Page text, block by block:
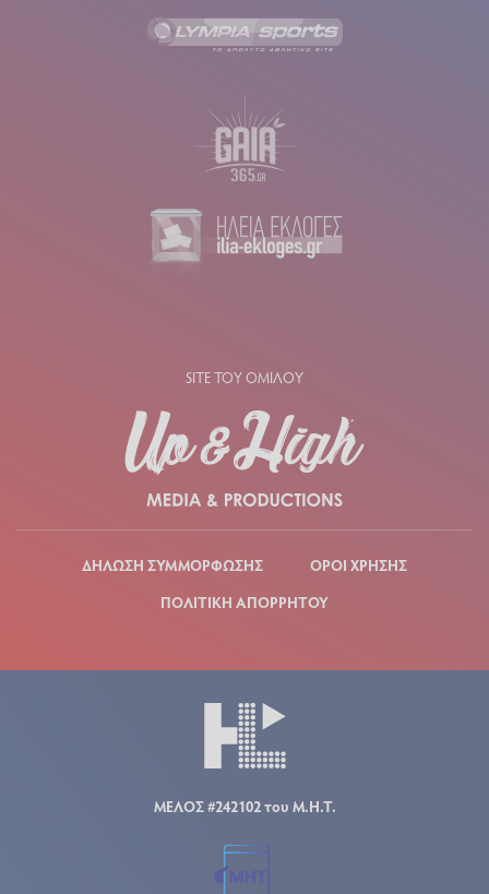
SITE ΤΟΥ ΟΜΙΛΟΥ
ΔΗΛΩΣΗ ΣΥΜΜΟΡΦΩΣΗΣ
ΟΡΟΙ ΧΡΗΣΗΣ
ΠΟΛΙΤΙΚΗ ΑΠΟΡΡΗΤΟΥ
ΜΕΛΟΣ #242102 του Μ.Η.Τ.